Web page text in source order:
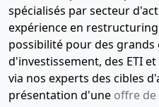
spécialisés par secteur
expérience en
possibilité pour des grands
d'investissement, des ETI
via nos experts des cibles
présentation d'une offre